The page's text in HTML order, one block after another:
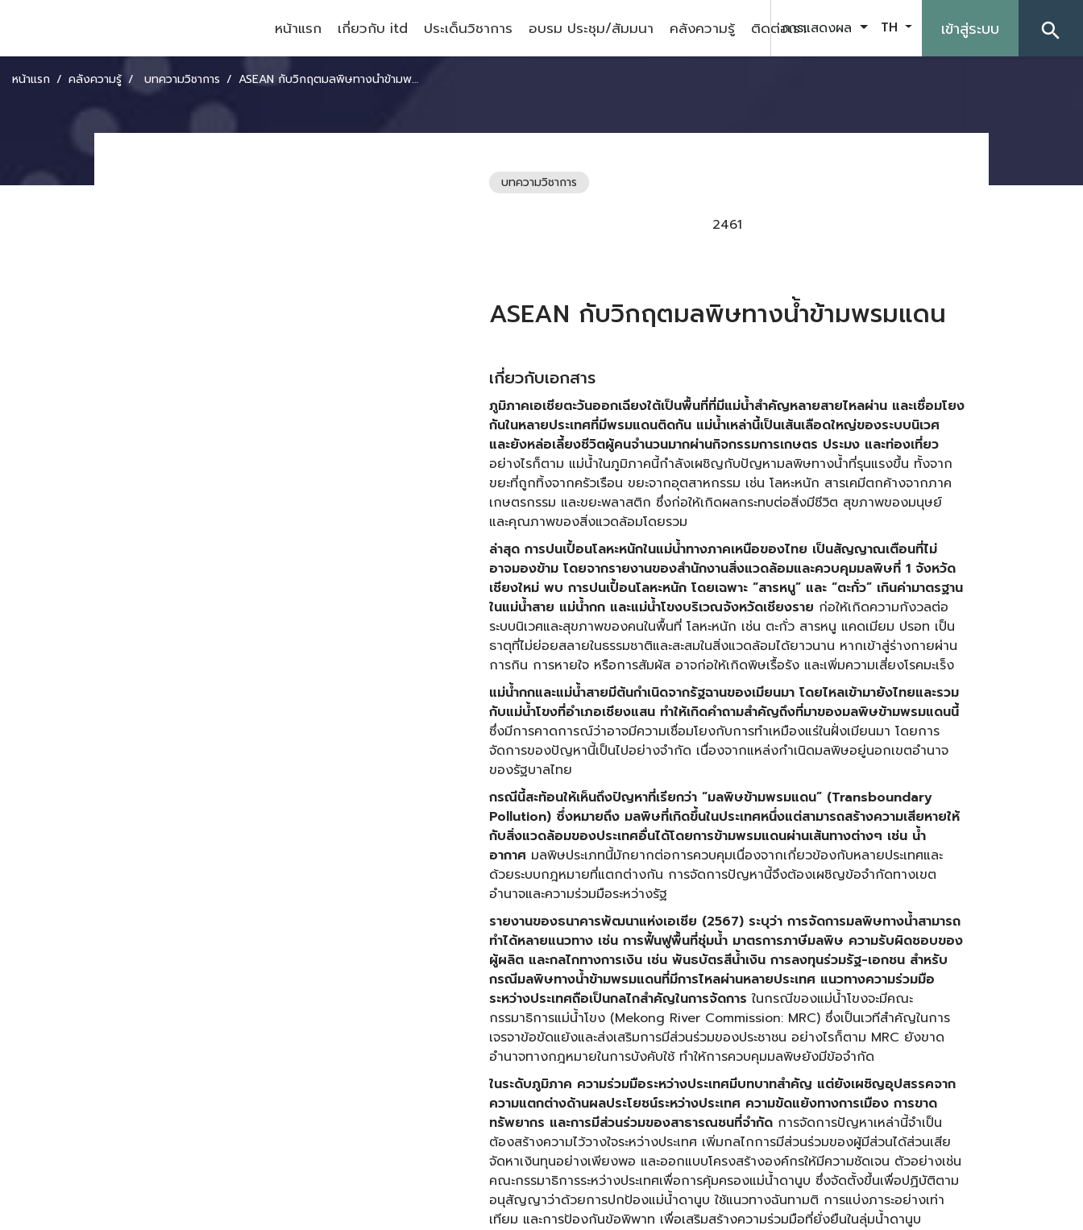
หน้าแรก เกี่ยวกับ itd ประเด็นวิชาการ อบรม ประชุม/สัมมนา คลังความรู้ ติดต่อเราการแสดงผล TH เข้าสู่ระบบ search
หน้าแรก คลังความรู้ บทความวิชาการ ASEAN กับวิกฤตมลพิษทางน้ำข้ามพรมแดน
บทความวิชาการ
2461
ASEAN กับวิกฤตมลพิษทางน้ำข้ามพรมแดน
เกี่ยวกับเอกสาร
ภูมิภาคเอเชียตะวันออกเฉียงใต้เป็นพื้นที่ที่มีแม่น้ำสำคัญหลายสายไหลผ่าน และเชื่อมโยง
กันในหลายประเทศที่มีพรมแดนติดกัน แม่น้ำเหล่านี้เป็นเส้นเลือดใหญ่ของระบบนิเวศ
และยังหล่อเลี้ยงชีวิตผู้คนจำนวนมากผ่านกิจกรรมการเกษตร ประมง และท่องเที่ยว
อย่างไรก็ตาม แม่น้ำในภูมิภาคนี้กำลังเผชิญกับปัญหามลพิษทางน้ำที่รุนแรงขึ้น ทั้งจาก
ขยะที่ถูกทิ้งจากครัวเรือน ขยะจากอุตสาหกรรม เช่น โลหะหนัก สารเคมีตกค้างจากภาค
เกษตรกรรม และขยะพลาสติก ซึ่งก่อให้เกิดผลกระทบต่อสิ่งมีชีวิต สุขภาพของมนุษย์
และคุณภาพของสิ่งแวดล้อมโดยรวม
ล่าสุด การปนเปื้อนโลหะหนักในแม่น้ำทางภาคเหนือของไทย เป็นสัญญาณเตือนที่ไม่
อาจมองข้าม โดยจากรายงานของสำนักงานสิ่งแวดล้อมและควบคุมมลพิษที่ 1 จังหวัด
เชียงใหม่ พบ การปนเปื้อนโลหะหนัก โดยเฉพาะ “สารหนู” และ “ตะกั่ว” เกินค่ามาตรฐาน
ในแม่น้ำสาย แม่น้ำกก และแม่น้ำโขงบริเวณจังหวัดเชียงราย ก่อให้เกิดความกังวลต่อ
ระบบนิเวศและสุขภาพของคนในพื้นที่ โลหะหนัก เช่น ตะกั่ว สารหนู แคดเมียม ปรอท เป็น
ธาตุที่ไม่ย่อยสลายในธรรมชาติและสะสมในสิ่งแวดล้อมได้ยาวนาน หากเข้าสู่ร่างกายผ่าน
การกิน การหายใจ หรือการสัมผัส อาจก่อให้เกิดพิษเรื้อรัง และเพิ่มความเสี่ยงโรคมะเร็ง
แม่น้ำกกและแม่น้ำสายมีต้นกำเนิดจากรัฐฉานของเมียนมา โดยไหลเข้ามายังไทยและรวม
กับแม่น้ำโขงที่อำเภอเชียงแสน ทำให้เกิดคำถามสำคัญถึงที่มาของมลพิษข้ามพรมแดนนี้
ซึ่งมีการคาดการณ์ว่าอาจมีความเชื่อมโยงกับการทำเหมืองแร่ในฝั่งเมียนมา โดยการ
จัดการของปัญหานี้เป็นไปอย่างจำกัด เนื่องจากแหล่งกำเนิดมลพิษอยู่นอกเขตอำนาจ
ของรัฐบาลไทย
กรณีนี้สะท้อนให้เห็นถึงปัญหาที่เรียกว่า “มลพิษข้ามพรมแดน” (Transboundary
Pollution) ซึ่งหมายถึง มลพิษที่เกิดขึ้นในประเทศหนึ่งแต่สามารถสร้างความเสียหายให้
กับสิ่งแวดล้อมของประเทศอื่นได้โดยการข้ามพรมแดนผ่านเส้นทางต่างๆ เช่น น้ำ
อากาศ มลพิษประเภทนี้มักยากต่อการควบคุมเนื่องจากเกี่ยวข้องกับหลายประเทศและ
ด้วยระบบกฎหมายที่แตกต่างกัน การจัดการปัญหานี้จึงต้องเผชิญข้อจำกัดทางเขต
อำนาจและความร่วมมือระหว่างรัฐ
รายงานของธนาคารพัฒนาแห่งเอเชีย (2567) ระบุว่า การจัดการมลพิษทางน้ำสามารถ
ทำได้หลายแนวทาง เช่น การฟื้นฟูพื้นที่ชุ่มน้ำ มาตรการภาษีมลพิษ ความรับผิดชอบของ
ผู้ผลิต และกลไกทางการเงิน เช่น พันธบัตรสีน้ำเงิน การลงทุนร่วมรัฐ-เอกชน สำหรับ
กรณีมลพิษทางน้ำข้ามพรมแดนที่มีการไหลผ่านหลายประเทศ แนวทางความร่วมมือ
ระหว่างประเทศถือเป็นกลไกสำคัญในการจัดการในกรณีของแม่น้ำโขงจะมีคณะ
กรรมาธิการแม่น้ำโขง (Mekong River Commission: MRC) ซึ่งเป็นเวทีสำคัญในการ
เจรจาข้อขัดแย้งและส่งเสริมการมีส่วนร่วมของประชาชน อย่างไรก็ตาม MRC ยังขาด
อำนาจทางกฎหมายในการบังคับใช้ ทำให้การควบคุมมลพิษยังมีข้อจำกัด
ในระดับภูมิภาค ความร่วมมือระหว่างประเทศมีบทบาทสำคัญ แต่ยังเผชิญอุปสรรคจาก
ความแตกต่างด้านผลประโยชน์ระหว่างประเทศ ความขัดแย้งทางการเมือง การขาด
ทรัพยากร และการมีส่วนร่วมของสาธารณชนที่จำกัด การจัดการปัญหาเหล่านี้จำเป็น
ต้องสร้างความไว้วางใจระหว่างประเทศ เพิ่มกลไกการมีส่วนร่วมของผู้มีส่วนได้ส่วนเสีย
จัดหาเงินทุนอย่างเพียงพอ และออกแบบโครงสร้างองค์กรให้มีความชัดเจน ตัวอย่างเช่น
คณะกรรมาธิการระหว่างประเทศเพื่อการคุ้มครองแม่น้ำดานูบ ซึ่งจัดตั้งขึ้นเพื่อปฏิบัติตาม
อนุสัญญาว่าด้วยการปกป้องแม่น้ำดานูบ ใช้แนวทางฉันทามติ การแบ่งภาระอย่างเท่า
เทียม และการป้องกันข้อพิพาท เพื่อเสริมสร้างความร่วมมือที่ยั่งยืนในลุ่มน้ำดานูบ